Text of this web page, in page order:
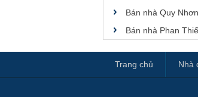
Bán nhà Quy Nhơn
Bán nhà Phan
Trang chủ Nhà